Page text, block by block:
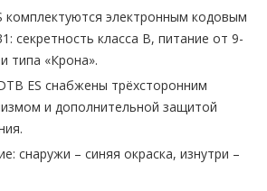
комплектуются электронным кодовым
секретность класса В, питание от 9-
типа «Крона».
ES снабжены трёхсторонним
и дополнительной защитой
снаружи – синяя окраска, изнутри –